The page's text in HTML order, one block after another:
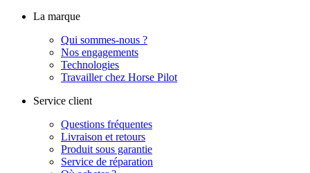
La marque
Qui sommes-nous ?
Nos engagements
Technologies
Travailler chez Horse Pilot
Service client
Questions fréquentes
Livraison et retours
Produit sous garantie
Service de réparation